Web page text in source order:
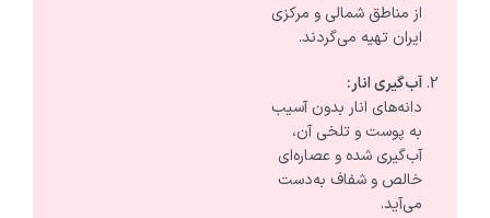
از مناطق شمالی و مرکزی
ایران تهیه می‌گردند.
آب‌گیری انار:
دانه‌های انار بدون آسیب
به پوست و تلخی آن،
آب‌گیری شده و عصاره‌ای
خالص و شفاف به‌دست
می‌آید.